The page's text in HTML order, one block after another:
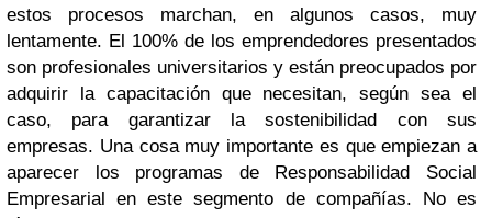
estos procesos marchan, en algunos casos, muy
lentamente. El 100% de los emprendedores presentados
son profesionales universitarios y están preocupados por
adquirir la capacitación que necesitan, según sea el
caso, para garantizar la sostenibilidad con sus
empresas. Una cosa muy importante es que empiezan a
aparecer los programas de Responsabilidad Social
Empresarial en este segmento de compañías. No es